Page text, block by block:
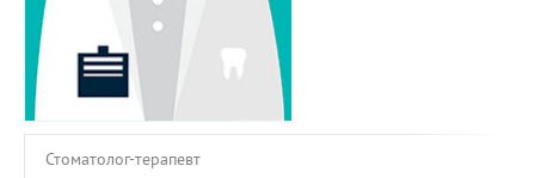
Стоматолог-терапевт